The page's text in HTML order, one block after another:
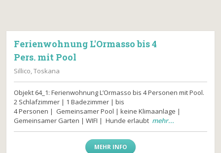
Ferienwohnung L'Ormasso bis 4
Pers. mit Pool
Sillico, Toskana
Objekt 64_1: Ferienwohnung L’Ormasso bis 4 Personen mit Pool.
2 Schlafzimmer | 1 Badezimmer | bis
4 Personen | Gemeinsamer Pool | keine Klimaanlage |
Gemeinsamer Garten | WIFI | Hunde erlaubt mehr...
MEHR INFO